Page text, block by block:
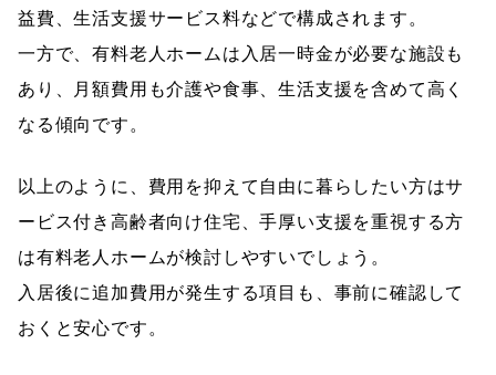
益費、生活支援サービス料などで構成されます。
一方で、有料老人ホームは入居一時金が必要な施設も
あり、月額費用も介護や食事、生活支援を含めて高く
なる傾向です。
以上のように、費用を抑えて自由に暮らしたい方はサ
ービス付き高齢者向け住宅、手厚い支援を重視する方
は有料老人ホームが検討しやすいでしょう。
入居後に追加費用が発生する項目も、事前に確認して
おくと安心です。